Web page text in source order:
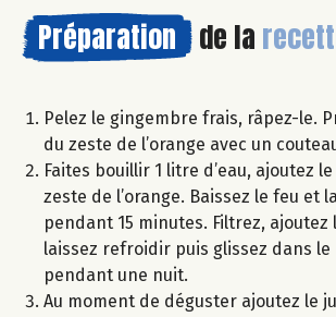
Préparation de la
Pelez le gingembre frais, râpez-le.
du zeste de l’orange avec un
Faites bouillir 1 litre d’eau, ajoutez
zeste de l’orange. Baissez le feu et
pendant 15 minutes. Filtrez, ajoutez
laissez refroidir puis glissez dans
pendant une nuit.
Au moment de déguster ajoutez le